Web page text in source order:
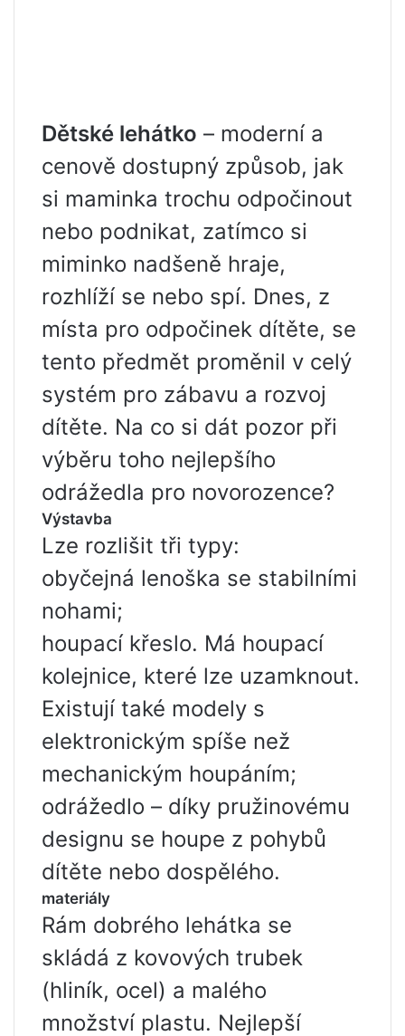
Dětské lehátko – moderní a
cenově dostupný způsob, jak
si maminka trochu odpočinout
nebo podnikat, zatímco si
miminko nadšeně hraje,
rozhlíží se nebo spí. Dnes, z
místa pro odpočinek dítěte, se
tento předmět proměnil v celý
systém pro zábavu a rozvoj
dítěte. Na co si dát pozor při
výběru toho nejlepšího
odrážedla pro novorozence?
Výstavba
Lze rozlišit tři typy:
obyčejná lenoška se stabilními
nohami;
houpací křeslo. Má houpací
kolejnice, které lze uzamknout.
Existují také modely s
elektronickým spíše než
mechanickým houpáním;
odrážedlo – díky pružinovému
designu se houpe z pohybů
dítěte nebo dospělého.
materiály
Rám dobrého lehátka se
skládá z kovových trubek
(hliník, ocel) a malého
množství plastu. Nejlepší